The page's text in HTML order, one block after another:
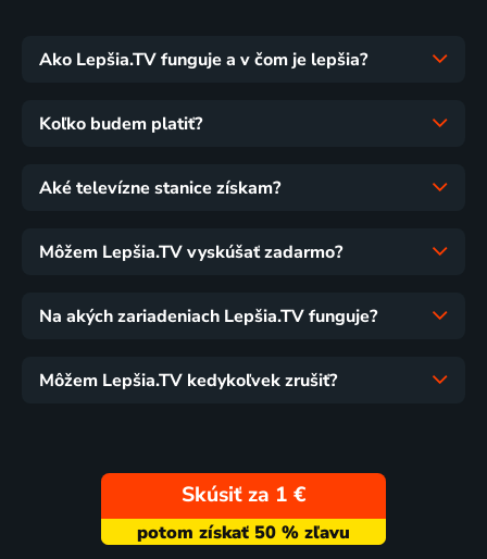
Ako Lepšia.TV funguje a v čom je lepšia?
Koľko budem platiť?
Aké televízne stanice získam?
Môžem Lepšia.TV vyskúšať zadarmo?
Na akých zariadeniach Lepšia.TV funguje?
Môžem Lepšia.TV kedykoľvek zrušiť?
Skúsiť za 1 €